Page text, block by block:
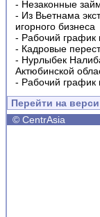
- Незаконные
- Из Вьетнама
игорного бизнеса
- Рабочий график
- Кадровые
- Нурлыбек
Актюбинской
- Рабочий график
Перейти на
© CentrAsia